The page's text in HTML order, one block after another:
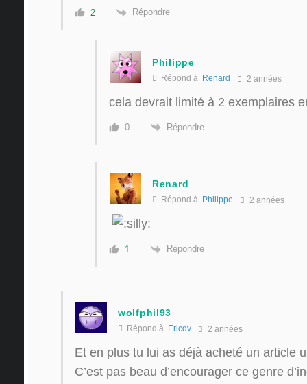
2 Répondre
Philippe
Répond à Renard 2 années
cela devrait limité à 2 exemplaires
0 Répondre
Renard
Répond à Philippe 2 années
1 Répondre
wolfphil93
Répond à Ericdv 2 années
Et en plus tu lui as déjà acheté un article
C’est pas beau d’encourager ce genre